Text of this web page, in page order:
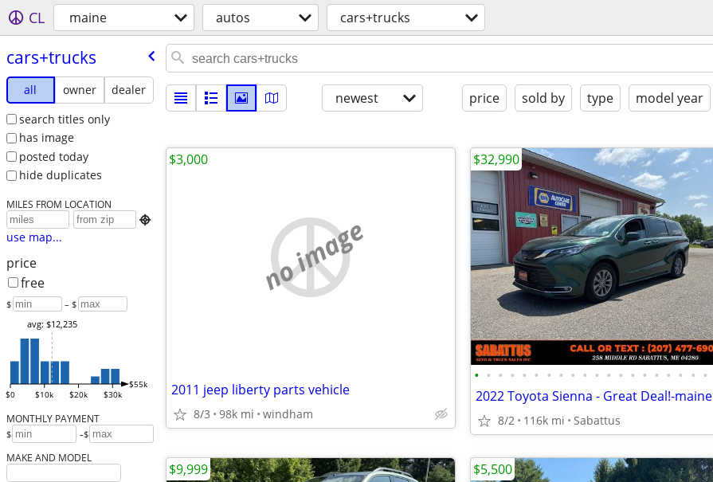
CL maine autos cars+trucks
cars+trucks
all owner
dealer
search titles only
has image
posted today
hide duplicates
MILES FROM LOCATION

use map...
price
free
$ – $
$0 $10k $20k $30k
$55k
avg: $12,235
MONTHLY PAYMENT
$ -$
MAKE AND MODEL
newest price sold by type model year
no image
2011 jeep liberty parts vehicle
8/3 98k mi windham
$3,000
• • • • • • • • • • • • • • • • • • • •
2022 Toyota Sienna - Great Deal!-maine
8/2 116k mi Sabattus
$32,990
$9,999 $5,500